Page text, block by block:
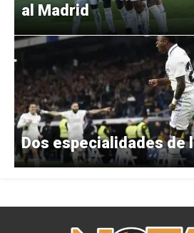
al Madrid
Dos especialidades de